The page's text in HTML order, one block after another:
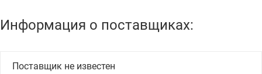
Информация о поставщиках:
Поставщик не известен